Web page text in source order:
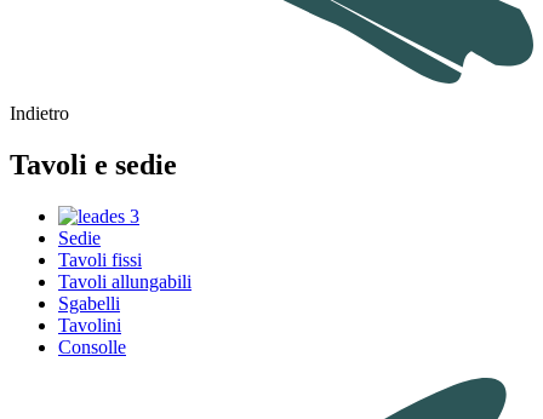
Indietro
Tavoli e sedie
Sedie
Tavoli fissi
Tavoli allungabili
Sgabelli
Tavolini
Consolle